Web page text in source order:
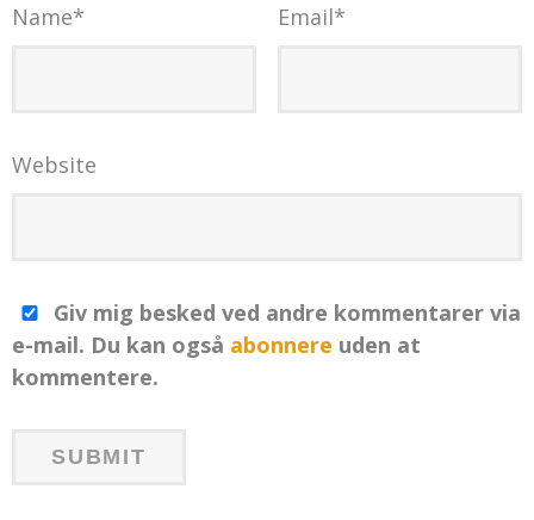
Name* Email*
Website
Giv mig besked ved andre kommentarer via
e-mail. Du kan også abonnere uden at
kommentere.